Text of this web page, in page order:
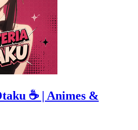
☕ | Animes &